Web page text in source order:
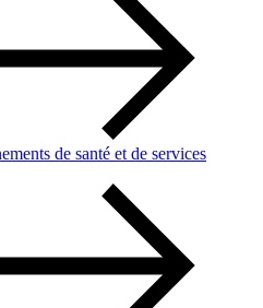
de santé et de services